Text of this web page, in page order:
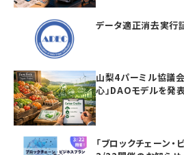
データ適正消去実行
山梨4パーミル協議
心」DAOモデルを発
「ブロックチェーン・